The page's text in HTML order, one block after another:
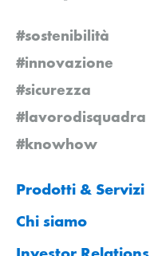
#sostenibilità
#innovazione
#sicurezza
#lavorodisquadra
#knowhow
Prodotti & Servizi
Chi siamo